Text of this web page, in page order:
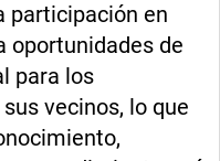
participación en
oportunidades de
para los
vecinos, lo que